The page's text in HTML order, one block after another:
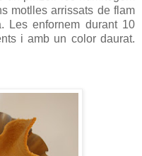
motlles arrissats de flam
Les enfornem durant 10
i amb un color daurat.